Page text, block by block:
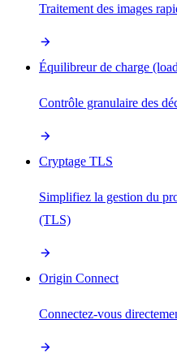
Traitement des images
Équilibreur de charge
Contrôle granulaire des
Cryptage TLS
Simplifiez la gestion du
(TLS)
Origin Connect
Connectez-vous